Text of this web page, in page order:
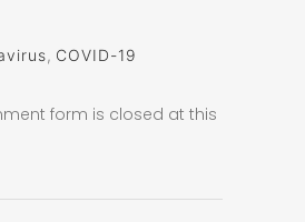
, COVID-19
form is closed at this